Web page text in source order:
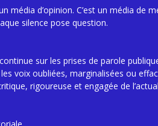
média d’opinion. C’est un média de
silence pose question.
sur les prises de parole
voix oubliées, marginalisées ou
rigoureuse et engagée de